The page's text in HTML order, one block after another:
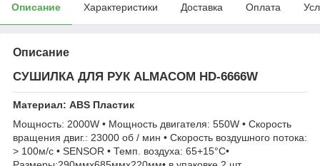
Описание Характеристики Доставка Оплата
Описание
СУШИЛКА ДЛЯ РУК ALMACOM HD-6666W
Материал: ABS Пластик
Мощность: 2000W • Мощность двигателя: 550W • Скорость
вращения двиг.: 23000 об / мин • Скорость воздушного потока:
> 100м/с • SENSOR • Темп. воздуха: 65+15°C•